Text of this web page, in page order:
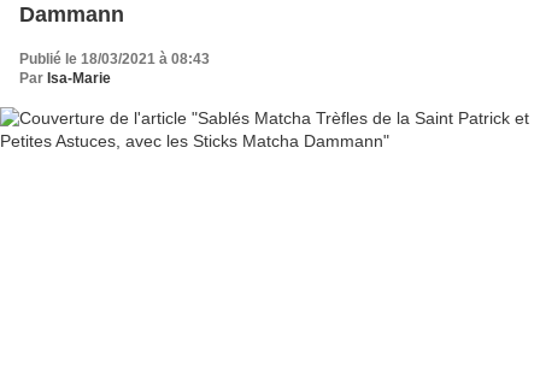
Dammann
Publié le 18/03/2021 à 08:43
Par Isa-Marie